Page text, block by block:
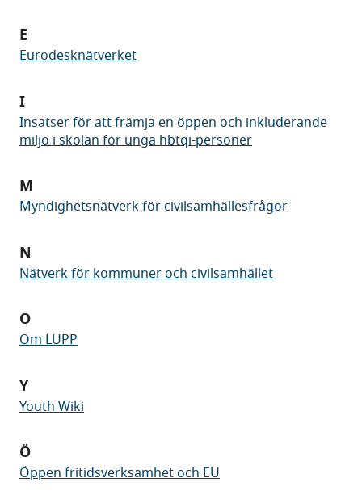
E
Eurodesknätverket
I
Insatser för att främja en öppen och inkluderande
miljö i skolan för unga hbtqi-personer
M
Myndighetsnätverk för civilsamhällesfrågor
N
Nätverk för kommuner och civilsamhället
O
Om LUPP
Y
Youth Wiki
Ö
Öppen fritidsverksamhet och EU